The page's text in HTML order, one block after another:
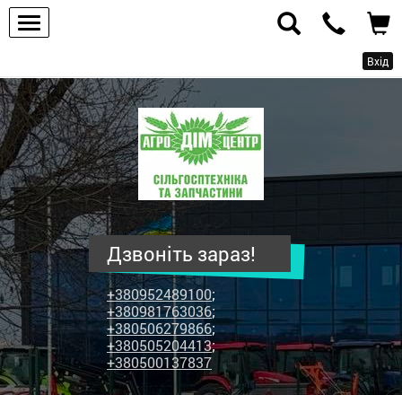
Вхід
ПП
"Агродім-
центр"
-
продаж
сільськогосподарської
техніки
та
запчастин
Дзвоніть зараз!
+380952489100;
+380981763036;
+380506279866;
+380505204413;
+380500137837